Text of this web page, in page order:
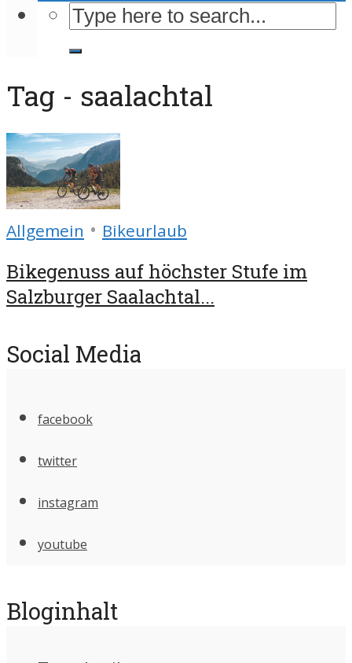
Tag - saalachtal
Allgemein • Bikeurlaub
Bikegenuss auf höchster Stufe im
Salzburger Saalachtal...
Social Media
facebook
twitter
instagram
youtube
Bloginhalt